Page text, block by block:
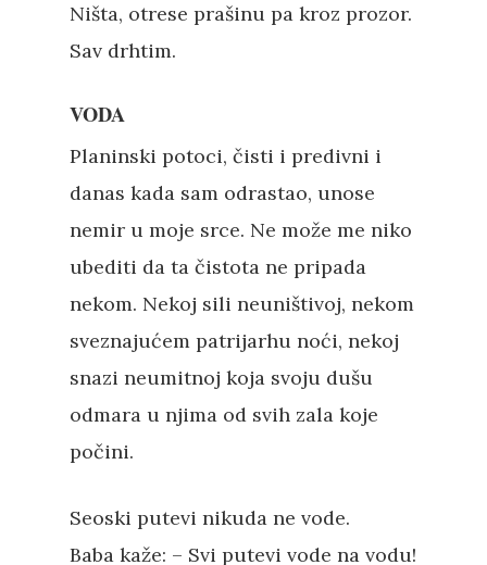
Ništa, otrese prašinu pa kroz prozor.
Sav drhtim.
VODA
Planinski potoci, čisti i predivni i
danas kada sam odrastao, unose
nemir u moje srce. Ne može me niko
ubediti da ta čistota ne pripada
nekom. Nekoj sili neuništivoj, nekom
sveznajućem patrijarhu noći, nekoj
snazi neumitnoj koja svoju dušu
odmara u njima od svih zala koje
počini.
Seoski putevi nikuda ne vode.
Baba kaže: – Svi putevi vode na vodu!